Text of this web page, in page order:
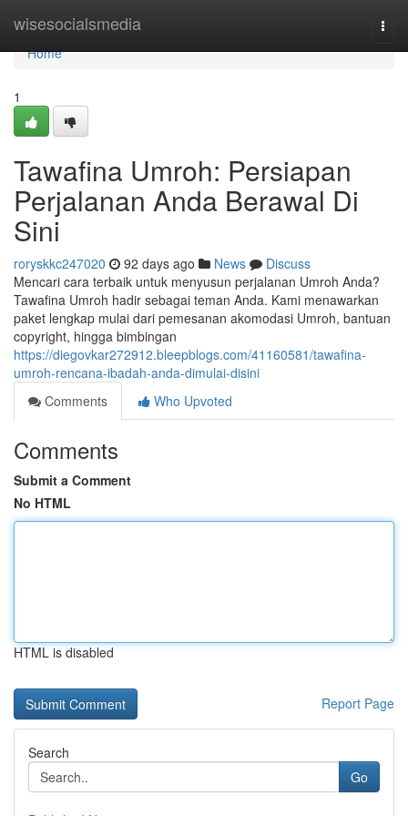
wisesocialsmedia
Home
Home
1
Tawafina Umroh: Persiapan
Perjalanan Anda Berawal Di
Sini
roryskkc247020 92 days ago News
Discuss
Mencari cara terbaik untuk menyusun perjalanan Umroh Anda?
Tawafina Umroh hadir sebagai teman Anda. Kami menawarkan
paket lengkap mulai dari pemesanan akomodasi Umroh, bantuan
copyright, hingga bimbingan
https://diegovkar272912.bleepblogs.com/41160581/tawafina-
umroh-rencana-ibadah-anda-dimulai-disini
Comments
Who Upvoted
Comments
Submit a Comment
No HTML
HTML is disabled
Report Page
Search
Go